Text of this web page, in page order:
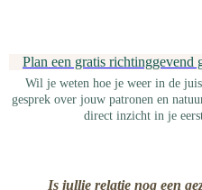
Plan een gratis richtinggevend
Wil je weten hoe je weer in de
gesprek over jouw patronen en
direct inzicht in je
Is jullie relatie nog een